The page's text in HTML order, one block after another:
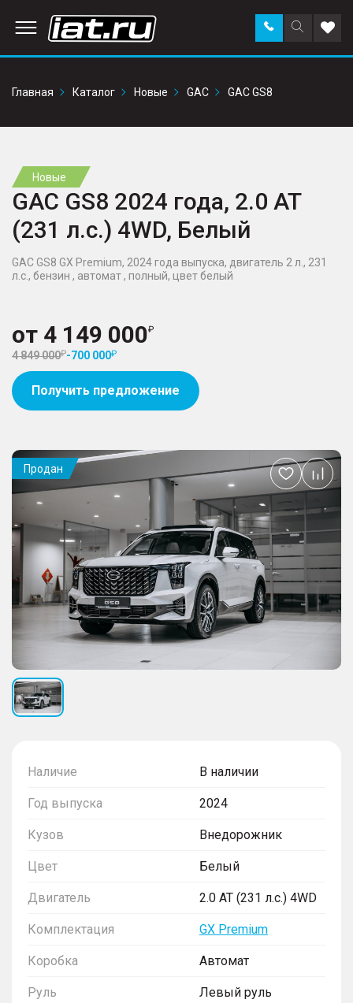
Поиск
по
Заказать
звонок в
Главная
Каталог Новые GAC GAC GS8
Новые
GAC GS8 2024 года, 2.0 AT
(231 л.с.) 4WD, Белый
GAC GS8 GX Premium, 2024 года выпуска, двигатель 2 л., 231
л.с., бензин , автомат , полный, цвет белый
от 4 149 000
4 849 000 -700 000
Получить предложение
Наличие В наличии
Год выпуска 2024
Кузов Внедорожник
Цвет Белый
Двигатель 2.0 AT (231 л.с.) 4WD
Комплектация GX Premium
Коробка Автомат
Руль Левый руль
Продан
Добавить
в
избранное